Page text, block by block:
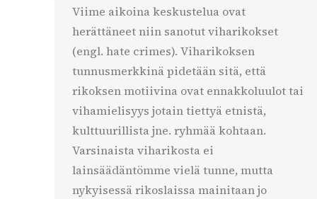
Viime aikoina keskustelua ovat
herättäneet niin sanotut viharikokset
(engl. hate crimes). Viharikoksen
tunnusmerkkinä pidetään sitä, että
rikoksen motiivina ovat ennakkoluulot tai
vihamielisyys jotain tiettyä etnistä,
kulttuurillista jne. ryhmää kohtaan.
Varsinaista viharikosta ei
lainsäädäntömme vielä tunne, mutta
nykyisessä rikoslaissa mainitaan jo